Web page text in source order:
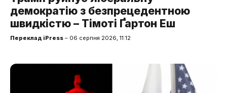
демократію з безпрецедентною
швидкістю – Тімоті Ґартон Еш
Переклад iPress – 06 серпня 2026, 11:12